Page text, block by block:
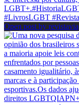
Open post by